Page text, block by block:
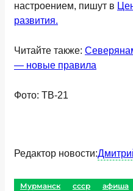
настроением, пишут в
развития.
Читайте также:
— новые правила
Фото: ТВ-21
Редактор новости:
Мурманск ссср афиша